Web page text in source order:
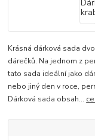
Krásná dárková sada
dárečků. Na jednom z
tato sada ideální jako
nebo jiný den v roce,
Dárková sada obsah...